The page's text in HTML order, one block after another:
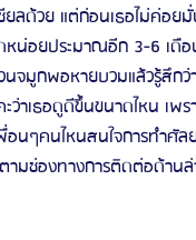
ลด้วย แต่ก่อนเธอไม่ค่อยมั่
หน่อยประมาณอีก 3-6 เดือ
นจมูกพอหายบวมแล้วรู้สึกว่
าเธอดูดีขึ้นขนาดไหน เพร
อนๆคนไหนสนใจการทำศัล
มช่องทางการติดต่อด้านล่